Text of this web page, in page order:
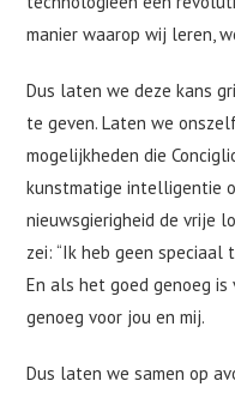
manier waarop wij leren,
Dus laten we deze kans
te geven. Laten we
mogelijkheden die
kunstmatige intelligentie
nieuwsgierigheid de vrije
zei: “Ik heb geen speciaal
En als het goed genoeg is
genoeg voor jou en mij.
Dus laten we samen op